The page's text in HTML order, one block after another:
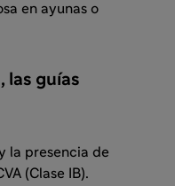
en ayunas o
las guías
la presencia de
(Clase IB).